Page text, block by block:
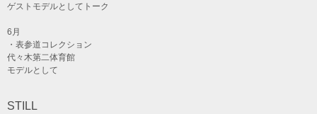
ゲストモデルとしてトーク
6月
・表参道コレクション
代々木第二体育館
モデルとして
STILL